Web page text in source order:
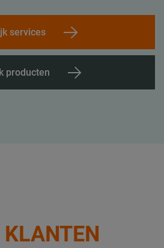
services
producten